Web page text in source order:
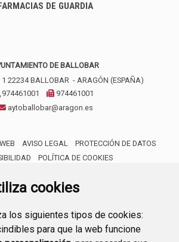
cookies
los siguientes tipos de cookies:
para que la web funcione
DE GUARDIA
DE BALLOBAR
22234 BALLOBAR - ARAGÓN (ESPAÑA)
974461001
974461001
aytoballobar@aragon.es
AVISO LEGAL
PROTECCIÓN DE DATOS
POLÍTICA DE COOKIES